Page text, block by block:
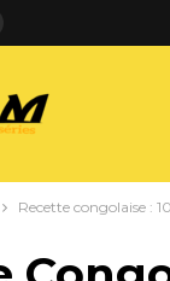
Recette congolaise :